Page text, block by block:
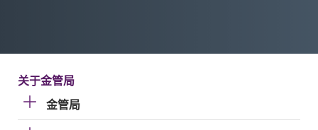
关于金管局
金管局